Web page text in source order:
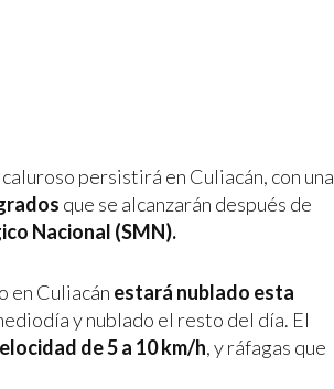
caluroso persistirá en Culiacán, con una
que se alcanzarán después de
Nacional (SMN).
en Culiacán estará nublado esta
y nublado el resto del día. El
de 5 a 10 km/h, y ráfagas que